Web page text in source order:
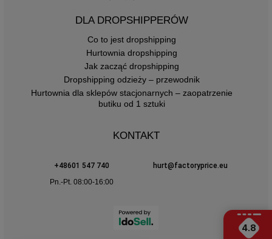
DLA DROPSHIPPERÓW
Co to jest dropshipping
Hurtownia dropshipping
Jak zacząć dropshipping
Dropshipping odzieży – przewodnik
Hurtownia dla sklepów stacjonarnych – zaopatrzenie
butiku od 1 sztuki
KONTAKT
+48601 547 740
hurt@factoryprice.eu
Pn.-Pt. 08:00-16:00
4.8